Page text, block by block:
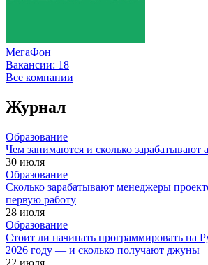
МегаФон
Вакансии: 18
Все компании
Журнал
Образование
Чем занимаются и сколько зарабатывают
30 июля
Образование
Сколько зарабатывают менеджеры
первую работу
28 июля
Образование
Стоит ли начинать программировать на
2026 году — и сколько получают джуны
22 июля